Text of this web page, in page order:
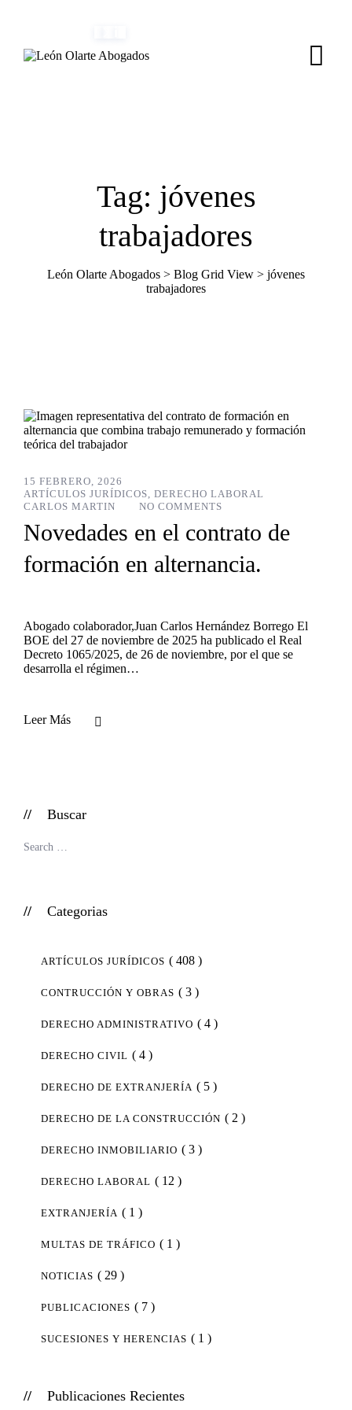
Tag: jóvenes
trabajadores
León Olarte Abogados > Blog Grid View > jóvenes
trabajadores
15 FEBRERO, 2026
ARTÍCULOS JURÍDICOS, DERECHO LABORAL
CARLOS MARTIN
NO COMMENTS
Novedades en el contrato de
formación en alternancia.
Abogado colaborador,Juan Carlos Hernández Borrego El
BOE del 27 de noviembre de 2025 ha publicado el Real
Decreto 1065/2025, de 26 de noviembre, por el que se
desarrolla el régimen…
Leer Más
Buscar
Categorias
ARTÍCULOS JURÍDICOS ( 408 )
CONTRUCCIÓN Y OBRAS ( 3 )
DERECHO ADMINISTRATIVO ( 4 )
DERECHO CIVIL ( 4 )
DERECHO DE EXTRANJERÍA ( 5 )
DERECHO DE LA CONSTRUCCIÓN ( 2 )
DERECHO INMOBILIARIO ( 3 )
DERECHO LABORAL ( 12 )
EXTRANJERÍA ( 1 )
MULTAS DE TRÁFICO ( 1 )
NOTICIAS ( 29 )
PUBLICACIONES ( 7 )
SUCESIONES Y HERENCIAS ( 1 )
Publicaciones Recientes